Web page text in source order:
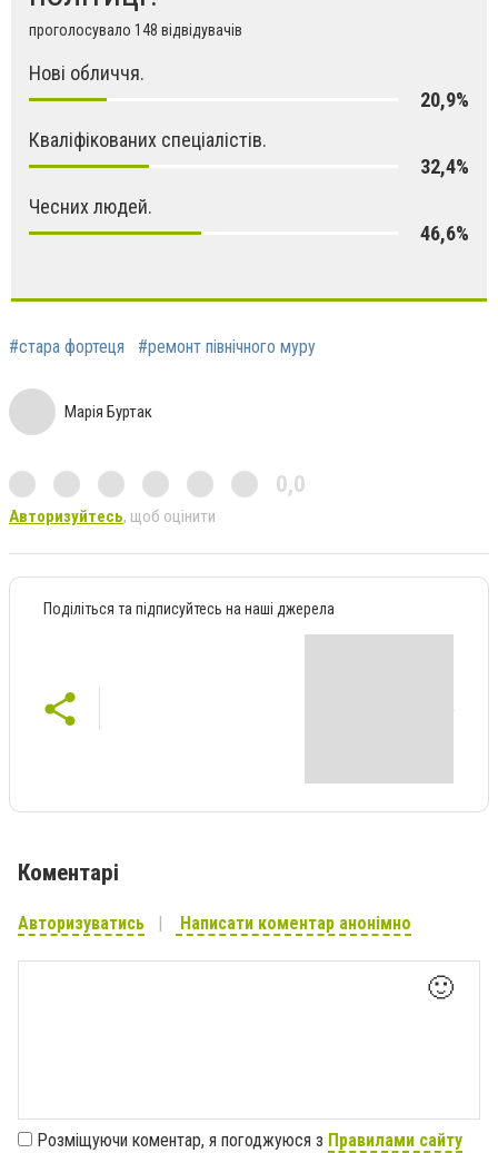
проголосувало 148 відвідувачів
Нові обличчя.
20,9%
Кваліфікованих спеціалістів.
32,4%
Чесних людей.
46,6%
#стара фортеця #ремонт північного муру
Марія Буртак
0,0
Авторизуйтесь, щоб оцінити
Поділіться та підписуйтесь на наші джерела
Коментарі
Авторизуватись Написати коментар анонімно
🙂
Розміщуючи коментар, я погоджуюся з Правилами сайту